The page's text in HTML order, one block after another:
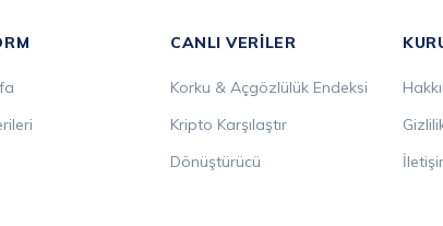
CANLI VERILER
Korku & Açgözlülük Endeksi
Kripto Karşılaştır
Dönüştürücü